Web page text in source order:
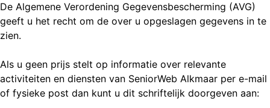
De Algemene Verordening Gegevensbescherming (AVG)
geeft u het recht om de over u opgeslagen gegevens in te
zien.
Als u geen prijs stelt op informatie over relevante
activiteiten en diensten van SeniorWeb Alkmaar per e-mail
of fysieke post dan kunt u dit schriftelijk doorgeven aan: